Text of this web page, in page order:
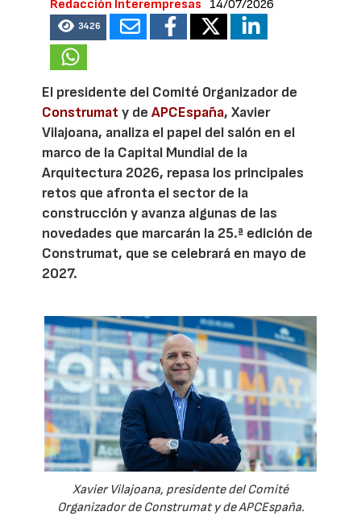
Redacción Interempresas 14/07/2026
3426
El presidente del Comité Organizador de
Construmaty deAPCEspaña, Xavier
Vilajoana, analiza el papel del salón en el
marco de la Capital Mundial de la
Arquitectura 2026, repasa los principales
retos que afronta el sector de la
construcción y avanza algunas de las
novedades que marcarán la 25.ª edición de
Construmat, que se celebrará en mayo de
2027.
Xavier Vilajoana, presidente del Comité
Organizador de Construmat y de APCEspaña.